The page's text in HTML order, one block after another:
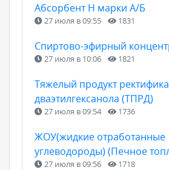
Абсорбент Н марки А/Б
27 июля в 09:55 1831
Спиртово-эфирный
27 июля в 10:06 1821
Тяжелый продукт
дваэтилгексанола (ТПРД)
27 июля в 09:54 1736
ЖОУ(жидкие отработанные
углеводороды) (Печное
27 июля в 09:56 1718